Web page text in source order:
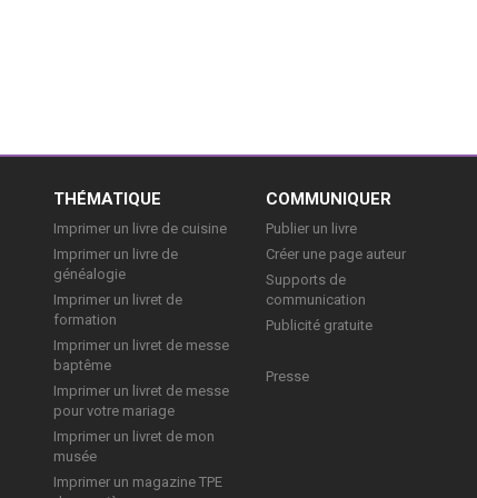
THÉMATIQUE
Imprimer un livre de cuisine
Imprimer un livre de
généalogie
Imprimer un livret de
formation
Imprimer un livret de messe
baptême
Imprimer un livret de messe
pour votre mariage
Imprimer un livret de mon
musée
Imprimer un magazine TPE
COMMUNIQUER
Publier un livre
Créer une page auteur
Supports de
communication
Publicité gratuite
Presse